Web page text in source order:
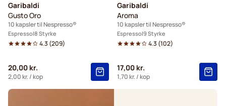
L'OR kaffekapsler til Nespresso®
Segafredo kaffekapsler til Nespresso®
Caffè Borbone til Nespresso® Kapsler til Nespresso®
Garibaldi
Gusto Oro
10 kapsler til Nespresso®
Espresso 8 Styrke
4.3 (209)
20,00 kr.
2,00 kr./ kop
Garibaldi
Aroma
10 kapsler til Nespresso®
Espresso 9 Styrke
4.3 (102)
17,00 kr.
1,70 kr./ kop